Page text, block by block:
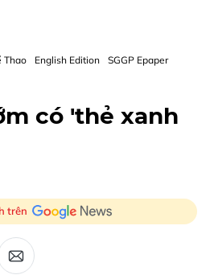
Thao English Edition SGGP Epaper
có 'thẻ xanh
trên